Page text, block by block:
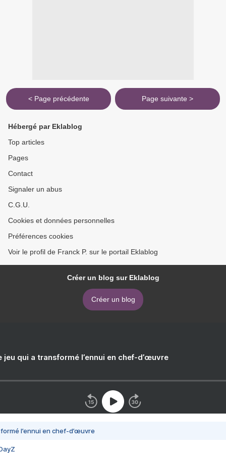
< Page précédente Page suivante >
Hébergé par Eklablog
Top articles
Pages
Contact
Signaler un abus
C.G.U.
Cookies et données personnelles
Préférences cookies
Voir le profil de Franck P. sur le portail Eklablog
Créer un blog sur Eklablog
Créer un blog
jeu qui a transformé l’ennui en chef-d’œuvre
l’ennui en chef-d’œuvre